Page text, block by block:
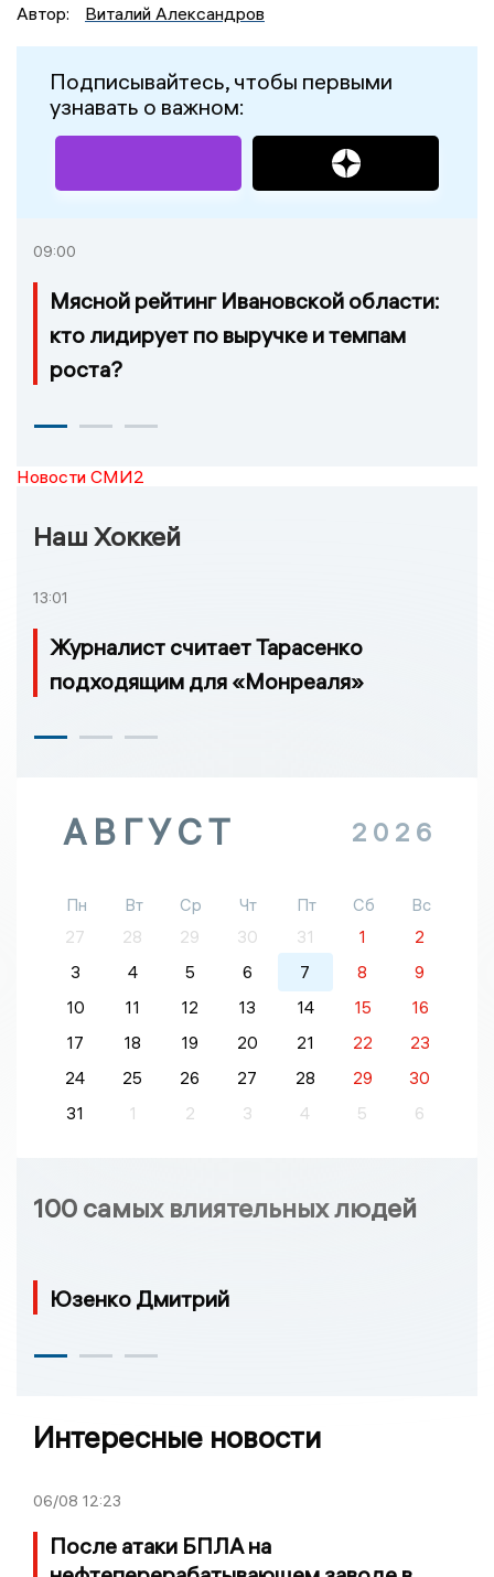
Автор: Виталий Александров
Подписывайтесь, чтобы первыми
узнавать о важном:
09:00
Мясной рейтинг Ивановской области:
кто лидирует по выручке и темпам
роста?
Новости СМИ2
Наш Хоккей
13:01
Журналист считает Тарасенко
подходящим для «Монреаля»
АВГУСТ 2026
Пн Вт Ср Чт Пт Сб
Вс
27
28 29 30 31 1
2
3
4 5 6 7 8
9
10
11 12 13 14 15
16
17
18 19 20 21 22
23
24
25 26 27 28 29
30
31
1 2 3 4 5 6
100 самых влиятельных людей
Юзенко Дмитрий
Интересные новости
06/08 12:23
После атаки БПЛА на